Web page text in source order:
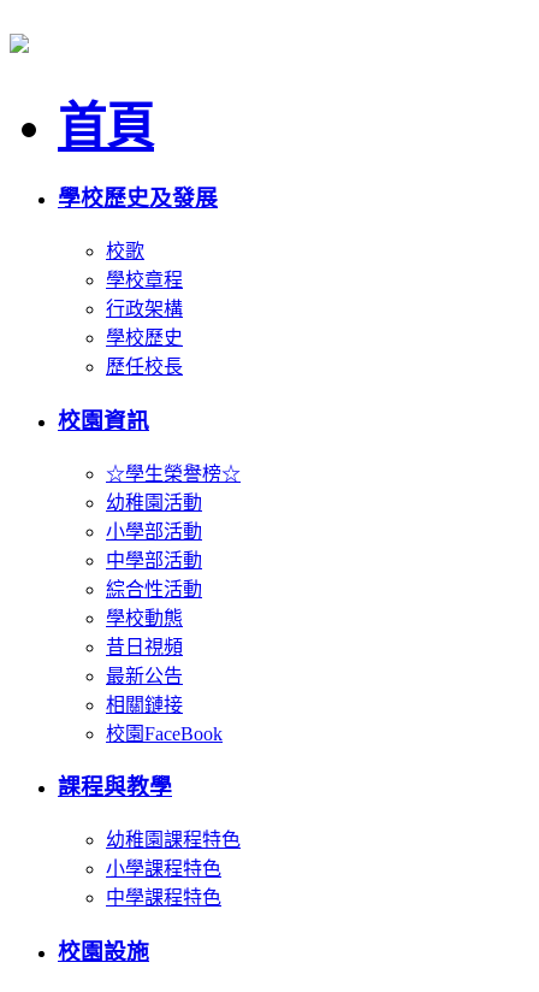
首頁
學校歷史及發展
校歌
學校章程
行政架構
學校歷史
歷任校長
校園資訊
☆學生榮譽榜☆
幼稚園活動
小學部活動
中學部活動
綜合性活動
學校動態
昔日視頻
最新公告
相關鏈接
校園FaceBook
課程與教學
幼稚園課程特色
小學課程特色
中學課程特色
校園設施